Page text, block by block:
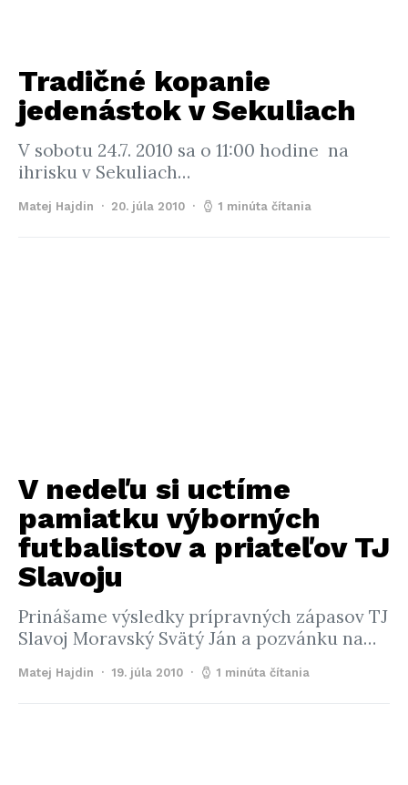
Tradičné kopanie
jedenástok v Sekuliach
V sobotu 24.7. 2010 sa o 11:00 hodine na
ihrisku v Sekuliach…
Matej Hajdin 20. júla 2010 1 minúta čítania
V nedeľu si uctíme
pamiatku výborných
futbalistov a priateľov TJ
Slavoju
Prinášame výsledky prípravných zápasov TJ
Slavoj Moravský Svätý Ján a pozvánku na…
Matej Hajdin 19. júla 2010 1 minúta čítania